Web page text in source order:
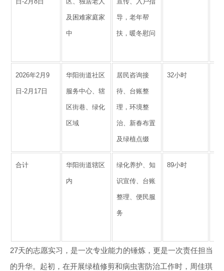
及困难家庭家
中
导，老年帮
扶，暖冬慰问
2026年2月9
日-2月17日
华阳街道社区
服务中心、辖
区街巷、绿化
区域
居民咨询接
待、台账整
理，环境整
治、新春布置
及绿植点缀
32小时
合计 华阳街道辖区
内
绿化养护、知
识宣传、台账
整理、便民服
务
89小时
27天的志愿实习，是一次专业能力的锤炼，更是一次责任担当
的升华。起初，在开展绿植修剪和病虫害防治工作时，周佳琪